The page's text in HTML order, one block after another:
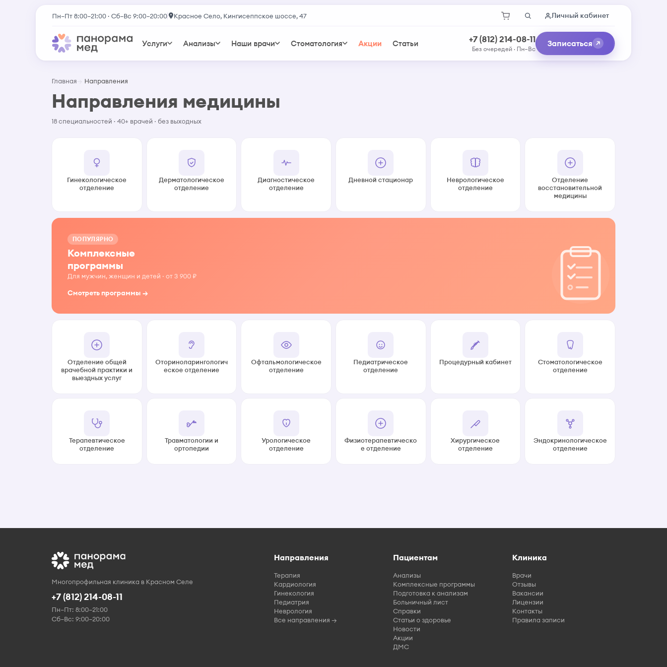
Пн–Пт 8:00–21:00 · Сб–Вс 9:00–20:00 Красное Село, Кингисеппское шоссе, 47 Личный кабинет
Услуги Анализы Наши врачи Стоматология Акции Статьи +7 (812) 214-08-11
Без очередей · Пн–Вс
Записаться
Главная Направления
Направления медицины
18 специальностей · 40+ врачей · без выходных
Гинекологическое
отделение
Дерматологическое
отделение
Диагностическое
отделение
Дневной стационар
Неврологическое
отделение
Отделение
восстановительной
медицины
ПОПУЛЯРНО
Комплексные
программы
Для мужчин, женщин и детей · от 3 900 ₽
Смотреть программы →
Отделение общей
врачебной практики и
выездных услуг
Оториноларингологич
еское отделение
Офтальмологическое
отделение
Педиатрическое
отделение
Процедурный кабинет
Стоматологическое
отделение
Терапевтическое
отделение
Травматологии и
ортопедии
Урологическое
отделение
Физиотерапевтическо
е отделение
Хирургическое
отделение
Эндокринологическое
отделение
Многопрофильная клиника в Красном Селе
+7 (812) 214-08-11
Пн–Пт: 8:00–21:00
Сб–Вс: 9:00–20:00
Направления
Терапия
Кардиология
Гинекология
Педиатрия
Неврология
Все направления →
Пациентам
Анализы
Комплексные программы
Подготовка к анализам
Больничный лист
Справки
Статьи о здоровье
Новости
Акции
ДМС
Клиника
Врачи
Отзывы
Вакансии
Лицензии
Контакты
Правила записи